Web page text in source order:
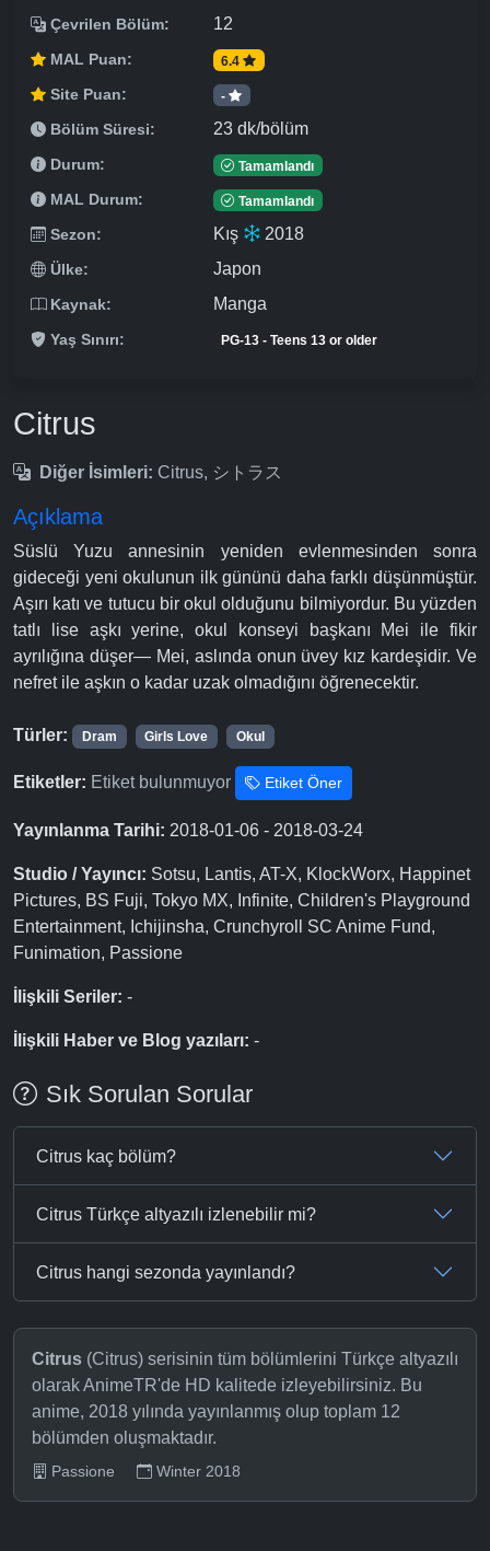
Çevrilen Bölüm: 12
MAL Puan: 6.4
Site Puan: -
Bölüm Süresi: 23 dk/bölüm
Durum: Tamamlandı
MAL Durum: Tamamlandı
Sezon: Kış 2018
Ülke: Japon
Kaynak: Manga
Yaş Sınırı: PG-13 - Teens 13 or older
Citrus
Diğer İsimleri: Citrus, シトラス
Açıklama
Süslü Yuzu annesinin yeniden evlenmesinden sonra
gideceği yeni okulunun ilk gününü daha farklı düşünmüştür.
Aşırı katı ve tutucu bir okul olduğunu bilmiyordur. Bu yüzden
tatlı lise aşkı yerine, okul konseyi başkanı Mei ile fikir
ayrılığına düşer— Mei, aslında onun üvey kız kardeşidir. Ve
nefret ile aşkın o kadar uzak olmadığını öğrenecektir.
Türler: Dram Girls Love Okul
Etiketler: Etiket bulunmuyor Etiket Öner
Yayınlanma Tarihi: 2018-01-06 - 2018-03-24
Studio / Yayıncı: Sotsu, Lantis, AT-X, KlockWorx, Happinet
Pictures, BS Fuji, Tokyo MX, Infinite, Children's Playground
Entertainment, Ichijinsha, Crunchyroll SC Anime Fund,
Funimation, Passione
İlişkili Seriler: -
İlişkili Haber ve Blog yazıları: -
Sık Sorulan Sorular
Citrus kaç bölüm?
Citrus Türkçe altyazılı izlenebilir mi?
Citrus hangi sezonda yayınlandı?
Citrus (Citrus) serisinin tüm bölümlerini Türkçe altyazılı
olarak AnimeTR'de HD kalitede izleyebilirsiniz. Bu
anime, 2018 yılında yayınlanmış olup toplam 12
bölümden oluşmaktadır.
Passione Winter 2018